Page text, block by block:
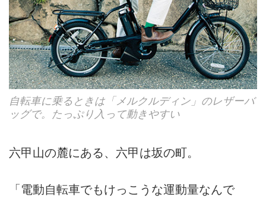
自転車に乗るときは「メルクルディン」のレザーバ
ッグで。たっぷり入って動きやすい
六甲山の麓にある、六甲は坂の町。
「電動自転車でもけっこうな運動量なんで